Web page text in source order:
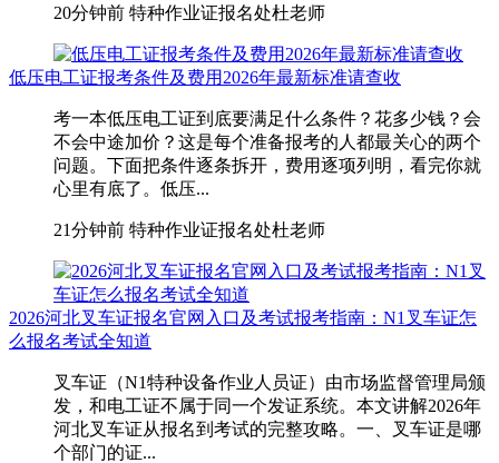
20分钟前 特种作业证报名处杜老师
低压电工证报考条件及费用2026年最新标准请查收
考一本低压电工证到底要满足什么条件？花多少钱？会
不会中途加价？这是每个准备报考的人都最关心的两个
问题。下面把条件逐条拆开，费用逐项列明，看完你就
心里有底了。低压...
21分钟前 特种作业证报名处杜老师
2026河北叉车证报名官网入口及考试报考指南：N1叉车证怎
么报名考试全知道
叉车证（N1特种设备作业人员证）由市场监督管理局颁
发，和电工证不属于同一个发证系统。本文讲解2026年
河北叉车证从报名到考试的完整攻略。一、叉车证是哪
个部门的证...